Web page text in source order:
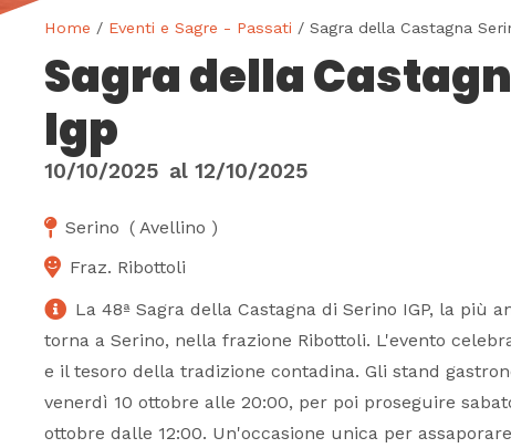
Home / Eventi e Sagre - Passati / Sagra della Castagna
Sagra della
Igp
10/10/2025 al 12/10/2025
Serino ( Avellino )
Fraz. Ribottoli
La 48ª Sagra della Castagna di Serino IGP, la più
torna a Serino, nella frazione Ribottoli. L'evento
e il tesoro della tradizione contadina. Gli stand
venerdì 10 ottobre alle 20:00, per poi proseguire
ottobre dalle 12:00. Un'occasione unica per